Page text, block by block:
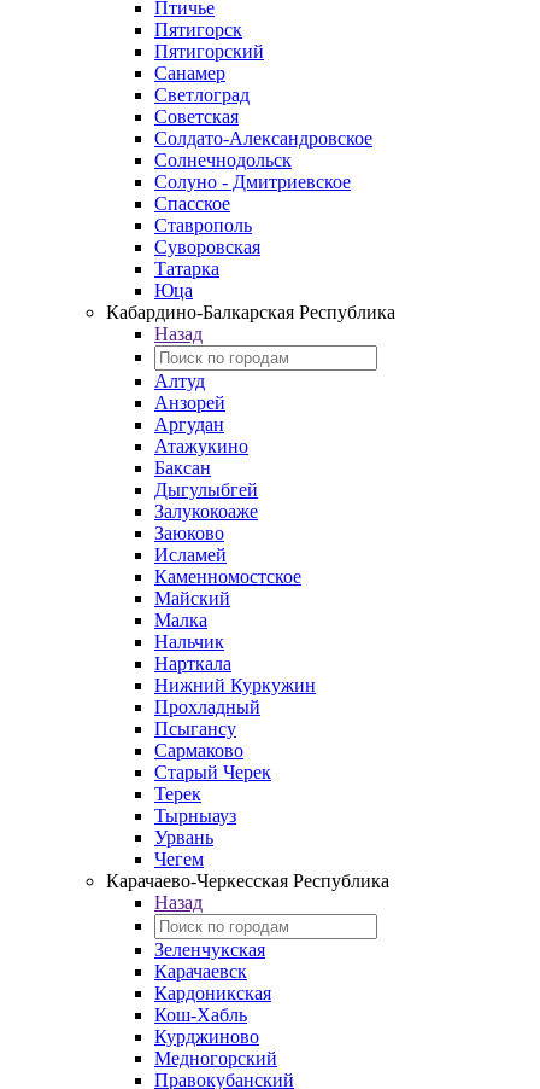
Птичье
Пятигорск
Пятигорский
Санамер
Светлоград
Советская
Солдато-Александровское
Солнечнодольск
Солуно - Дмитриевское
Спасское
Ставрополь
Суворовская
Татарка
Юца
Кабардино‑Балкарская Республика
Назад
Алтуд
Анзорей
Аргудан
Атажукино
Баксан
Дыгулыбгей
Залукокоаже
Заюково
Исламей
Каменномостское
Майский
Малка
Нальчик
Нарткала
Нижний Куркужин
Прохладный
Псыгансу
Сармаково
Старый Черек
Терек
Тырныауз
Урвань
Чегем
Карачаево-Черкесская Республика
Назад
Зеленчукская
Карачаевск
Кардоникская
Кош-Хабль
Курджиново
Медногорский
Правокубанский